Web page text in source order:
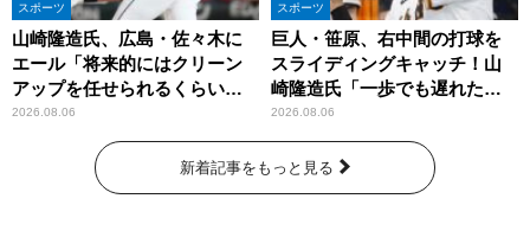
スポーツ
山崎隆造氏、広島・佐々木に
エール「将来的にはクリーン
アップを任せられるくらいま
では成長して」
2026.08.06
スポーツ
巨人・笹原、右中間の打球を
スライディングキャッチ！山
崎隆造氏「一歩でも遅れた
ら…」
2026.08.06
新着記事をもっと見る